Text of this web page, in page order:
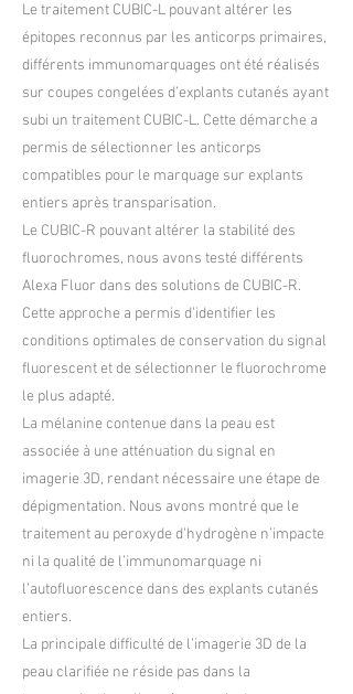
Le traitement CUBIC-L pouvant altérer les
épitopes reconnus par les anticorps primaires,
différents immunomarquages ont été réalisés
sur coupes congelées d’explants cutanés ayant
subi un traitement CUBIC-L. Cette démarche a
permis de sélectionner les anticorps
compatibles pour le marquage sur explants
entiers après transparisation.
Le CUBIC-R pouvant altérer la stabilité des
fluorochromes, nous avons testé différents
Alexa Fluor dans des solutions de CUBIC-R.
Cette approche a permis d’identifier les
conditions optimales de conservation du signal
fluorescent et de sélectionner le fluorochrome
le plus adapté.
La mélanine contenue dans la peau est
associée à une atténuation du signal en
imagerie 3D, rendant nécessaire une étape de
dépigmentation. Nous avons montré que le
traitement au peroxyde d’hydrogène n’impacte
ni la qualité de l’immunomarquage ni
l’autofluorescence dans des explants cutanés
entiers.
La principale difficulté de l’imagerie 3D de la
peau clarifiée ne réside pas dans la